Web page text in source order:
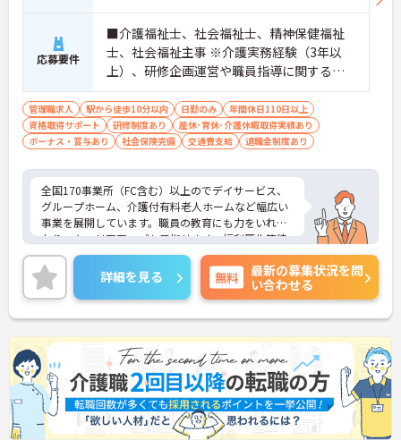
応募要件
■介護福祉士、社会福祉士、精神保健福祉
士、社会福祉主事 ※介護実務経験（3年以
上）、研修企画運営や職員指導に関する実
務経験（年数不問）必須 ■普通自動車運転
免許（AT可）歓迎
管理職求人 駅から徒歩10分以内 日勤のみ
年間休日110日以上
資格取得サポート
研修制度あり
産休･育休･介護休暇取得実績あり
ボーナス・賞与あり
社会保険完備 交通費支給 退職金制度あり
全国170事業所（FC含む）以上のでデイサービス、
グループホーム、介護付有料老人ホームなど幅広い
事業を展開しています。職員の教育にも力をいれて
おり、キャリアアップも目指せます。福利厚生等待
遇面の良さも魅力の一つ！ご興味のある方には、面
接対策ポイントなど、さらに詳細をお話しいたしま
すのでお気軽にご相談ください！
詳細を見る 無料
最新の募集状況を問
い合わせる